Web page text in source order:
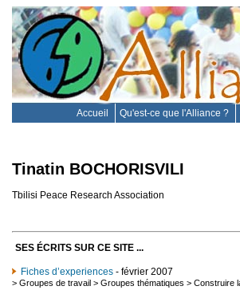
Accueil Qu'est-ce que l'Alliance ?
Tinatin BOCHORISVILI
Tbilisi Peace Research Association
SES ÉCRITS SUR CE SITE ...
Fiches d’experiences - février 2007
> Groupes de travail > Groupes thématiques > Construire